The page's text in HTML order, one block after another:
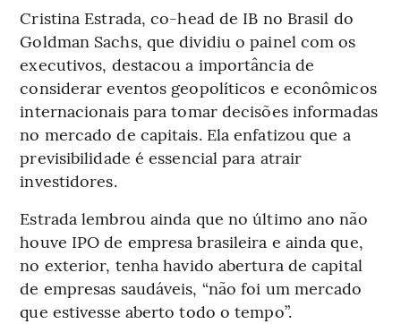
Cristina Estrada, co-head de IB no Brasil do
Goldman Sachs, que dividiu o painel com os
executivos, destacou a importância de
considerar eventos geopolíticos e econômicos
internacionais para tomar decisões informadas
no mercado de capitais. Ela enfatizou que a
previsibilidade é essencial para atrair
investidores.
Estrada lembrou ainda que no último ano não
houve IPO de empresa brasileira e ainda que,
no exterior, tenha havido abertura de capital
de empresas saudáveis, “não foi um mercado
que estivesse aberto todo o tempo”.